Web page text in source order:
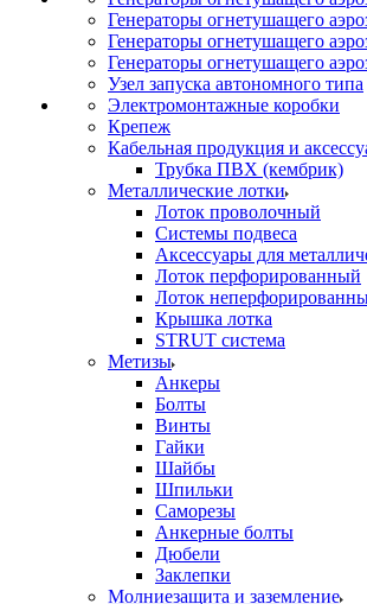
Генераторы огнетушащего
Генераторы огнетушащего
Генераторы огнетушащего
Узел запуска автономного типа
Электромонтажные коробки
Крепеж
Кабельная продукция и
Трубка ПВХ (кембрик)
Металлические лотки
Лоток проволочный
Системы подвеса
Аксессуары для
Лоток перфорированный
Лоток
Крышка лотка
STRUT система
Метизы
Анкеры
Болты
Винты
Гайки
Шайбы
Шпильки
Саморезы
Анкерные болты
Дюбели
Заклепки
Молниезащита и заземление